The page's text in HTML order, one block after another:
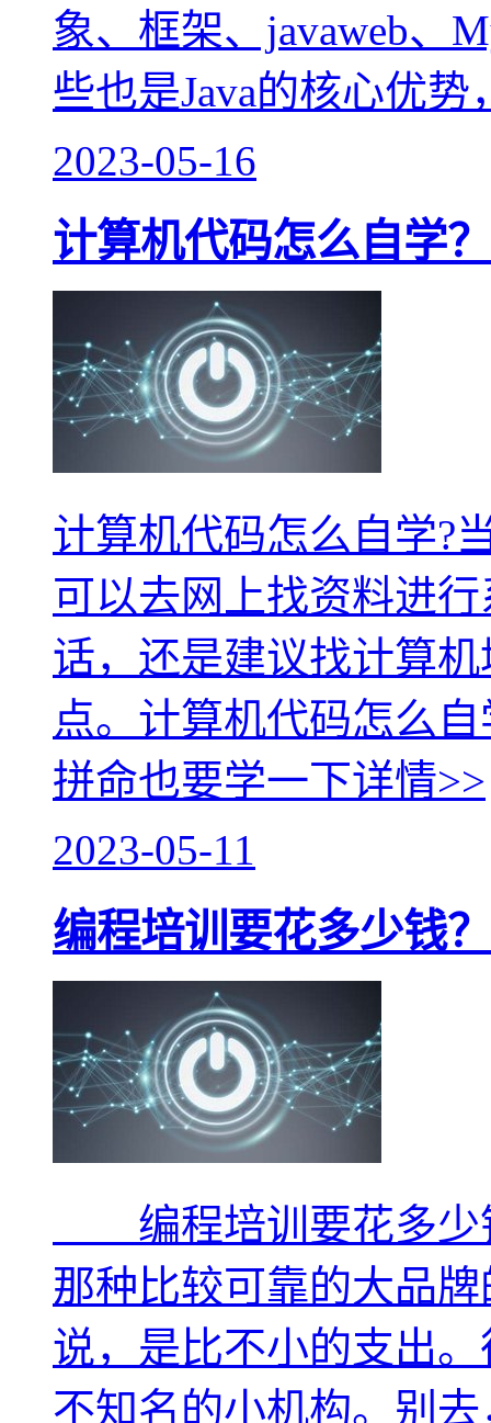
象、框架、javaweb、
些也是Java的核心优势
2023-05-16
计算机代码怎么自学？
计算机代码怎么自学?
可以去网上找资料进
话，还是建议找计算
点。计算机代码怎么
拼命也要学一下详情>>
2023-05-11
编程培训要花多少钱
编程培训要花多少
那种比较可靠的大品
说，是比不小的支出
不知名的小机构。别